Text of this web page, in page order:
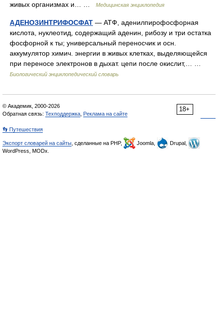
живых организмах и… …
Медицинская энциклопедия
АДЕНОЗИНТРИФОСФАТ — АТФ, аденилпирофосфорная
кислота, нуклеотид, содержащий аденин, рибозу и три остатка
фосфорной к ты; универсальный переносчик и осн.
аккумулятор химич. энергии в живых клетках, выделяющейся
при переносе электронов в дыхат. цепи после окислит,… …
Биологический энциклопедический словарь
18+
© Академик, 2000-2026
Обратная связь: Техподдержка Реклама на сайте
👣 Путешествия
Экспорт словарей на сайты , сделанные на PHP, Joomla,
Drupal,
WordPress, MODx.